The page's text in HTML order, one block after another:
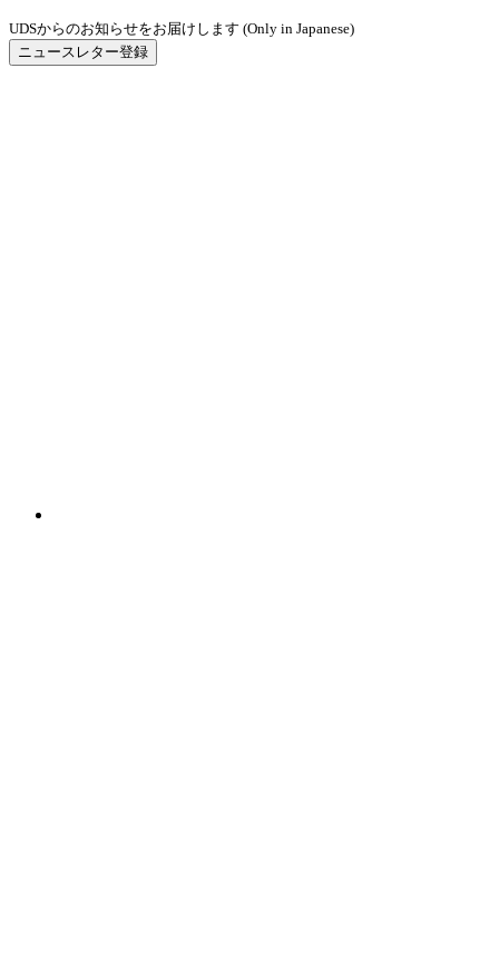
UDSからのお知らせをお届けします (Only in Japanese)
ニュースレター登録